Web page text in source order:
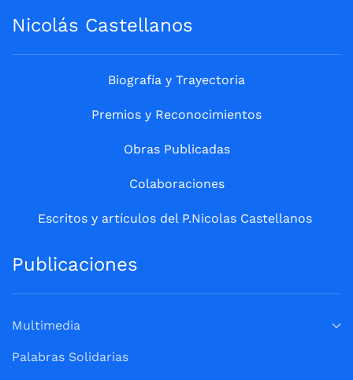
Nicolás Castellanos
Biografía y Trayectoria
Premios y Reconocimientos
Obras Publicadas
Colaboraciones
Escritos y artículos del P.Nicolas Castellanos
Publicaciones
Multimedia
Palabras Solidarias